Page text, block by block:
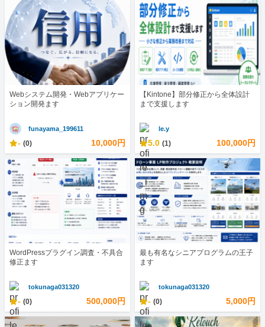
Webシステム開発・Webアプリケー
ション開発ます
funayama_199611
- (0) 10,000円
【Kintone】部分修正から全体設計
まで支援します
le.y
5.0 (1) 100,000円
WordPressプラグイン調査・不具合
修正ます
tokunaga031320
- (0) 500,000円
最も有名なシニアプログラムの王子
ます
tokunaga031320
- (0) 5,000円